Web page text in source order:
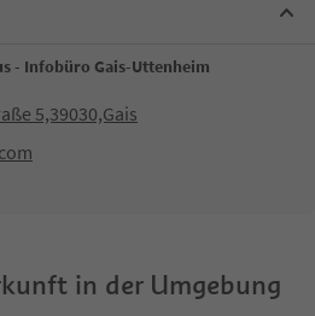
- Infobüro Gais-Uttenheim
5,39030,Gais
in der Umgebung